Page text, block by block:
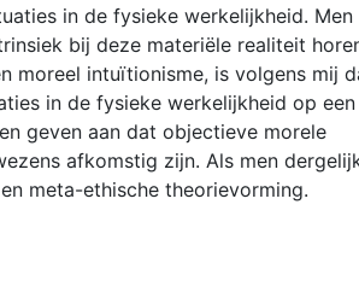
in de fysieke werkelijkheid. Men
bij deze materiële realiteit
moreel intuïtionisme, is volgens mij
in de fysieke werkelijkheid op een
geven aan dat objectieve morele
afkomstig zijn. Als men
meta-ethische theorievorming.